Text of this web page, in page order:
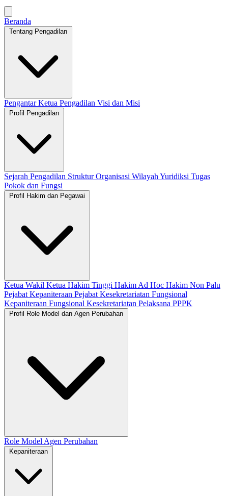
Beranda
Tentang Pengadilan
Pengantar Ketua Pengadilan Visi dan Misi
Profil Pengadilan
Sejarah Pengadilan Struktur Organisasi Wilayah Yuridiksi Tugas
Pokok dan Fungsi
Profil Hakim dan Pegawai
Ketua Wakil Ketua Hakim Tinggi Hakim Ad Hoc Hakim Non Palu
Pejabat Kepaniteraan Pejabat Kesekretariatan Fungsional
Kepaniteraan Fungsional Kesekretariatan Pelaksana PPPK
Profil Role Model dan Agen Perubahan
Role Model Agen Perubahan
Kepaniteraan